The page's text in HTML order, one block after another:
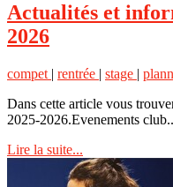
Actualités et
2026
compet | rentrée | stage |
Dans cette article vous
2025-2026.Evenements
Lire la suite...